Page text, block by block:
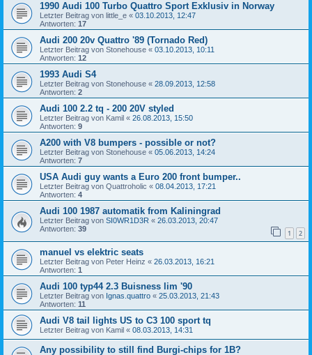
1990 Audi 100 Turbo Quattro Sport Exklusiv in Norway
Letzter Beitrag von little_e « 03.10.2013, 12:47
Antworten: 17
Audi 200 20v Quattro '89 (Tornado Red)
Letzter Beitrag von Stonehouse « 03.10.2013, 10:11
Antworten: 12
1993 Audi S4
Letzter Beitrag von Stonehouse « 28.09.2013, 12:58
Antworten: 2
Audi 100 2.2 tq - 200 20V styled
Letzter Beitrag von Kamil « 26.08.2013, 15:50
Antworten: 9
A200 with V8 bumpers - possible or not?
Letzter Beitrag von Stonehouse « 05.06.2013, 14:24
Antworten: 7
USA Audi guy wants a Euro 200 front bumper..
Letzter Beitrag von Quattroholic « 08.04.2013, 17:21
Antworten: 4
Audi 100 1987 automatik from Kaliningrad
Letzter Beitrag von SI0WR1D3R « 26.03.2013, 20:47
Antworten: 39 1 2
manuel vs elektric seats
Letzter Beitrag von Peter Heinz « 26.03.2013, 16:21
Antworten: 1
Audi 100 typ44 2.3 Buisness lim '90
Letzter Beitrag von Ignas.quattro « 25.03.2013, 21:43
Antworten: 11
Audi V8 tail lights US to C3 100 sport tq
Letzter Beitrag von Kamil « 08.03.2013, 14:31
Any possibility to still find Burgi-chips for 1B?